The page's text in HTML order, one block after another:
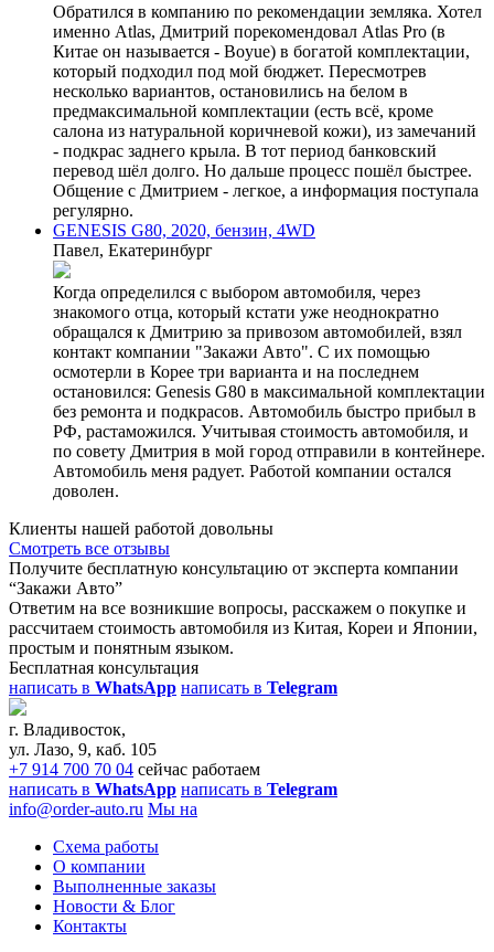
Обратился в компанию по рекомендации земляка. Хотел
именно Atlas, Дмитрий порекомендовал Atlas Pro (в
Китае он называется - Boyue) в богатой комплектации,
который подходил под мой бюджет. Пересмотрев
несколько вариантов, остановились на белом в
предмаксимальной комплектации (есть всё, кроме
салона из натуральной коричневой кожи), из замечаний
- подкрас заднего крыла. В тот период банковский
перевод шёл долго. Но дальше процесс пошёл быстрее.
Общение с Дмитрием - легкое, а информация поступала
регулярно.
GENESIS G80, 2020, бензин, 4WD
Павел, Екатеринбург
Когда определился с выбором автомобиля, через
знакомого отца, который кстати уже неоднократно
обращался к Дмитрию за привозом автомобилей, взял
контакт компании "Закажи Авто". С их помощью
осмотерли в Корее три варианта и на последнем
остановился: Genesis G80 в максимальной комплектации
без ремонта и подкрасов. Автомобиль быстро прибыл в
РФ, растаможился. Учитывая стоимость автомобиля, и
по совету Дмитрия в мой город отправили в контейнере.
Автомобиль меня радует. Работой компании остался
доволен.
Клиенты нашей работой довольны
Смотреть все отзывы
Получите бесплатную консультацию от эксперта компании
“Закажи Авто”
Ответим на все возникшие вопросы, расскажем о покупке и
рассчитаем стоимость автомобиля из Китая, Кореи и Японии,
простым и понятным языком.
Бесплатная консультация
написать в WhatsApp написать в Telegram
г. Владивосток,
ул. Лазо, 9, каб. 105
+7 914 700 70 04 сейчас работаем
написать в WhatsApp написать в Telegram
info@order-auto.ru Мы на
Схема работы
О компании
Выполненные заказы
Новости & Блог
Контакты